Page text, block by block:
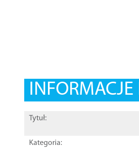
Tytuł:
Kategoria: